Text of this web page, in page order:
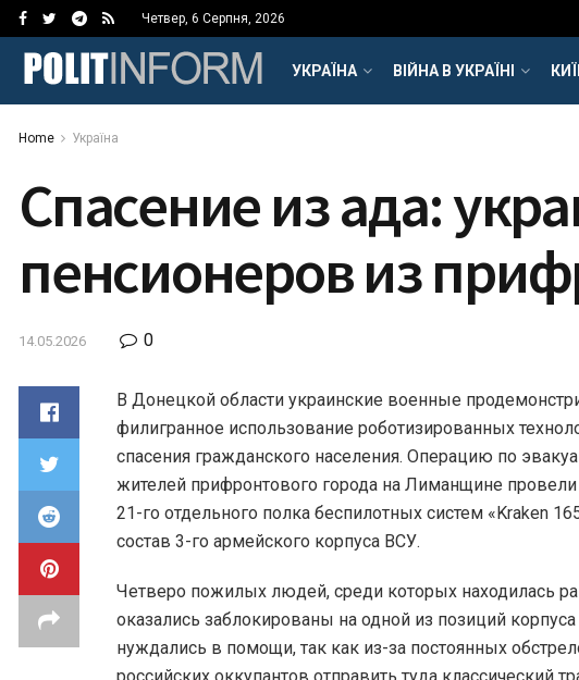
Четвер, 6 Серпня, 2026
УКРАЇНА ВІЙНА В УКРАЇНІ
Home Україна
Спасение из ада:
пенсионеров из
14.05.2026 0
В Донецкой области украинские военные
филигранное использование роботизированных
спасения гражданского населения. Операцию по
жителей прифронтового города на Лиманщине
21-го отдельного полка беспилотных систем «Kraken
состав 3-го армейского корпуса ВСУ.
Четверо пожилых людей, среди которых находилась
оказались заблокированы на одной из позиций корпуса
нуждались в помощи, так как из-за постоянных